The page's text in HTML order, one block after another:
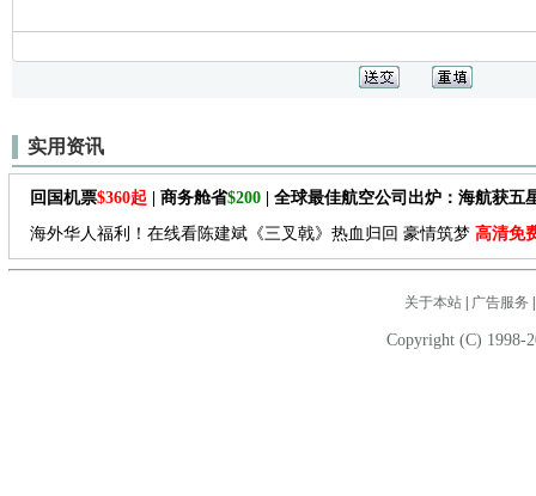
实用资讯
回国机票$360起 | 商务舱省$200 | 全球最佳航空公司出炉：海航获五
海外华人福利！在线看陈建斌《三叉戟》热血归回 豪情筑梦 高清免
关于本站| 广告服务
Copyright (C) 1998-